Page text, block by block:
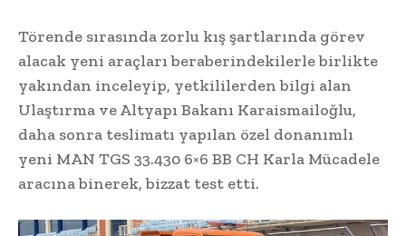
Törende sırasında zorlu kış şartlarında görev
alacak yeni araçları beraberindekilerle birlikte
yakından inceleyip, yetkililerden bilgi alan
Ulaştırma ve Altyapı Bakanı Karaismailoğlu,
daha sonra teslimatı yapılan özel donanımlı
yeni MAN TGS 33.430 6×6 BB CH Karla Mücadele
aracına binerek, bizzat test etti.